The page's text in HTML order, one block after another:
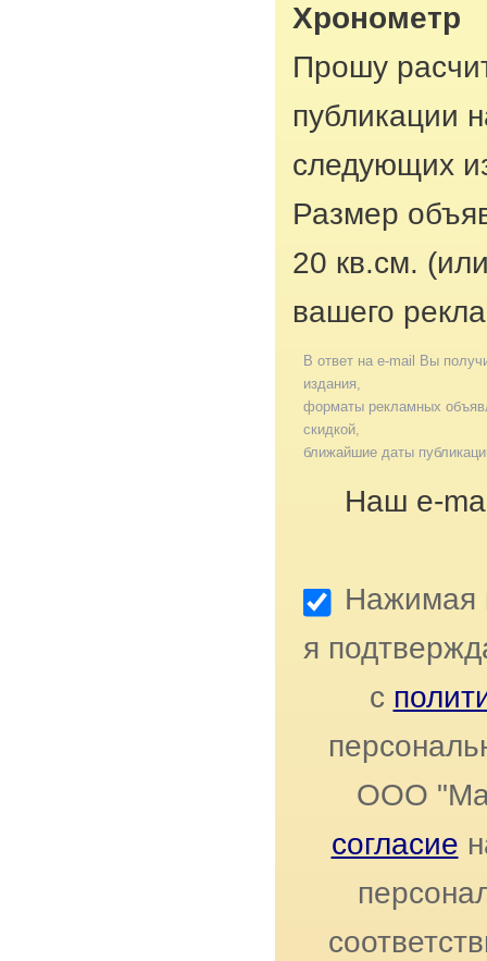
Хронометр
Прошу
публикации
следующих
Размер
20 кв.см.
вашего
В ответ на e-mail Вы
издания,
форматы рекламных
скидкой,
ближайшие даты
Наш e-
Нажимая
я
с
ООО
согласие